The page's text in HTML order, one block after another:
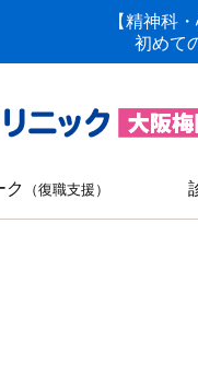
【精神科
初めて
ク （復職支援）